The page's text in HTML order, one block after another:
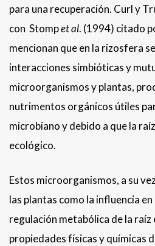
para una recuperación. Curl y
con Stompet al. (1994) citado
mencionan que en la rizosfera
interacciones simbióticas y
microorganismos y plantas,
nutrimentos orgánicos útiles
microbiano y debido a que la
ecológico.
Estos microorganismos, a su
las plantas como la influencia
regulación metabólica de la raíz
propiedades físicas y químicas